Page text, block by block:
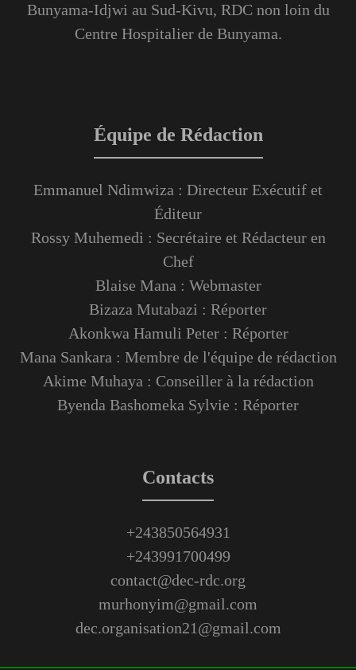
Bunyama-Idjwi au Sud-Kivu, RDC non loin du
Centre Hospitalier de Bunyama.
Équipe de Rédaction
Emmanuel Ndimwiza : Directeur Exécutif et
Éditeur
Rossy Muhemedi : Secrétaire et Rédacteur en
Chef
Blaise Mana : Webmaster
Bizaza Mutabazi : Réporter
Akonkwa Hamuli Peter : Réporter
Mana Sankara : Membre de l'équipe de rédaction
Akime Muhaya : Conseiller à la rédaction
Byenda Bashomeka Sylvie : Réporter
Contacts
+243850564931
+243991700499
contact@dec-rdc.org
murhonyim@gmail.com
dec.organisation21@gmail.com